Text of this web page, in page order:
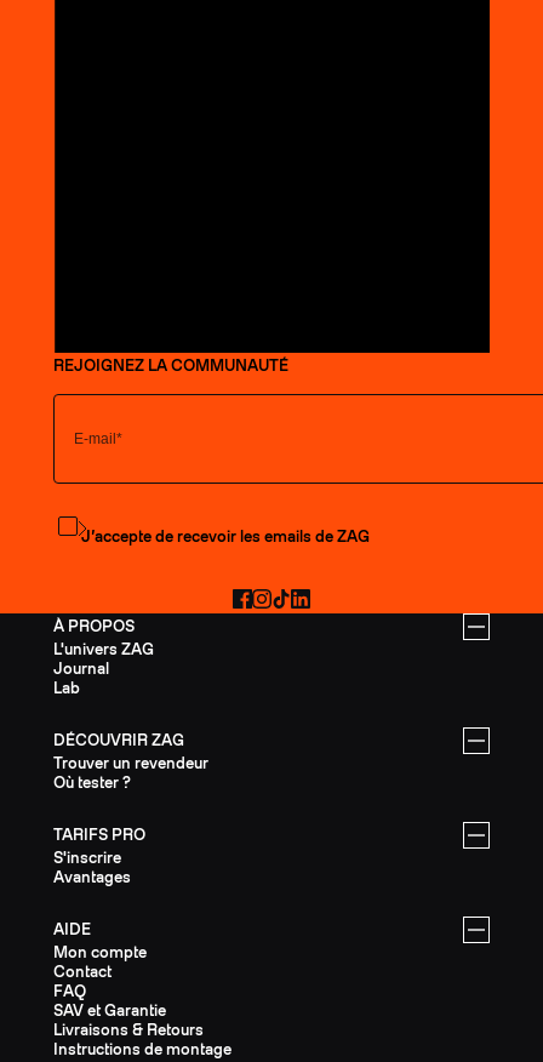
À PROPOS
L'univers ZAG
Journal
Lab
DÉCOUVRIR ZAG
Trouver un revendeur
Où tester ?
TARIFS PRO
S'inscrire
Avantages
AIDE
Mon compte
Contact
FAQ
SAV et Garantie
Livraisons & Retours
Instructions de montage
REJOIGNEZ LA COMMUNAUTÉ
S'abonner à la newsletter
J’accepte de recevoir les emails de ZAG
Facebook
Instagram
TikTokLinkedIn